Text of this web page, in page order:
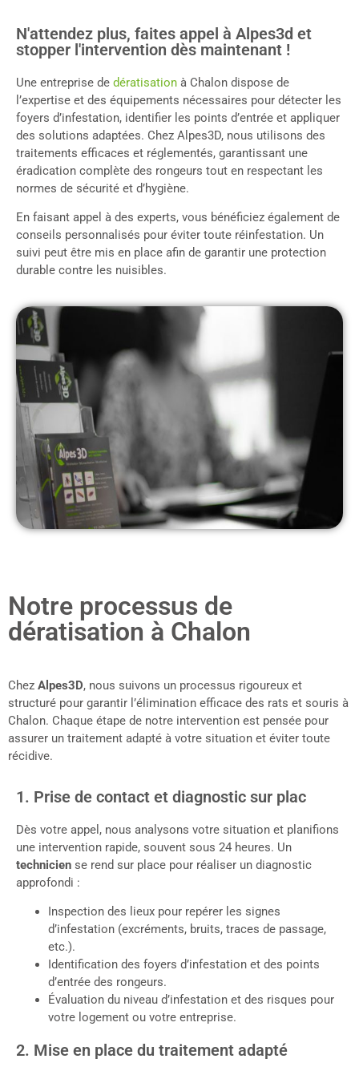
N'attendez plus, faites appel à Alpes3d et
stopper l'intervention dès maintenant !
Une entreprise de dératisation à Chalon dispose de
l’expertise et des équipements nécessaires pour détecter les
foyers d’infestation, identifier les points d’entrée et appliquer
des solutions adaptées. Chez Alpes3D, nous utilisons des
traitements efficaces et réglementés, garantissant une
éradication complète des rongeurs tout en respectant les
normes de sécurité et d’hygiène.
En faisant appel à des experts, vous bénéficiez également de
conseils personnalisés pour éviter toute réinfestation. Un
suivi peut être mis en place afin de garantir une protection
durable contre les nuisibles.
Notre processus de
dératisation à Chalon
Chez Alpes3D, nous suivons un processus rigoureux et
structuré pour garantir l’élimination efficace des rats et souris à
Chalon. Chaque étape de notre intervention est pensée pour
assurer un traitement adapté à votre situation et éviter toute
récidive.
1. Prise de contact et diagnostic sur plac
Dès votre appel, nous analysons votre situation et planifions
une intervention rapide, souvent sous 24 heures. Un
technicien se rend sur place pour réaliser un diagnostic
approfondi :
Inspection des lieux pour repérer les signes
d’infestation (excréments, bruits, traces de passage,
etc.).
Identification des foyers d’infestation et des points
d’entrée des rongeurs.
Évaluation du niveau d’infestation et des risques pour
votre logement ou votre entreprise.
2. Mise en place du traitement adapté